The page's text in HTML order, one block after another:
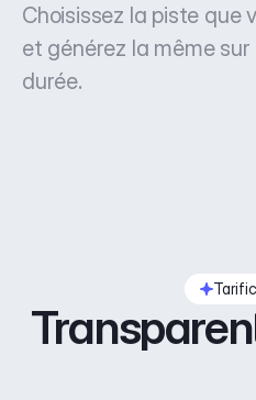
Choisissez la piste que
et générez la même
durée.